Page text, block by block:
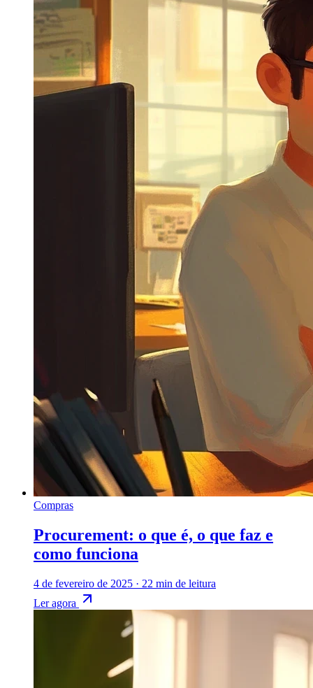
Compras
Procurement: o que é, o que faz e
como funciona
4 de fevereiro de 2025 · 22 min de leitura
Ler agora